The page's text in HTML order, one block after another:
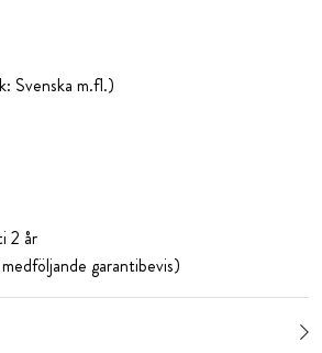
Svenska m.fl.)
2 år
garantibevis)